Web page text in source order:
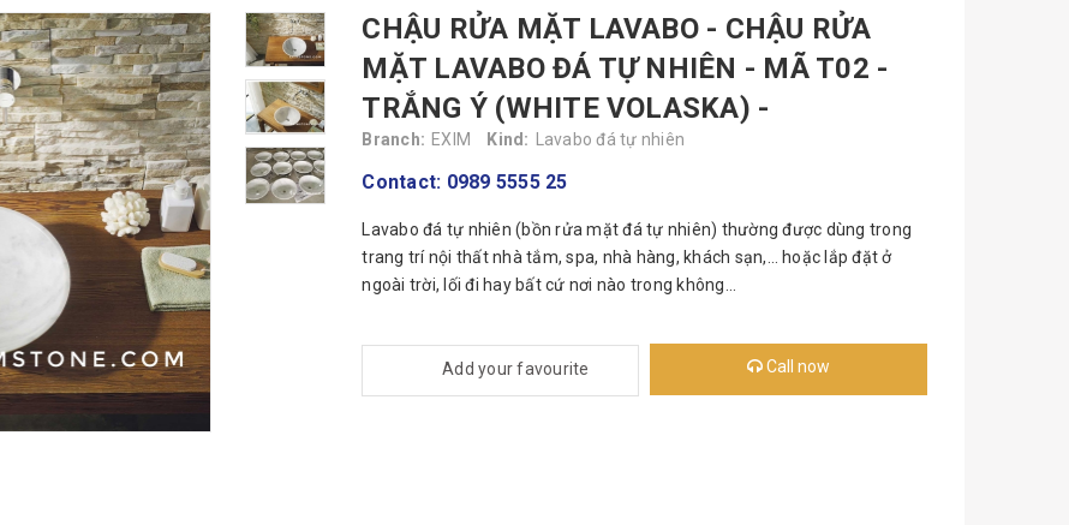
CHẬU RỬA MẶT LAVABO - CHẬU RỬA
MẶT LAVABO ĐÁ TỰ NHIÊN - MÃ T02 -
TRẮNG Ý (WHITE VOLASKA) -
Branch: EXIM Kind: Lavabo đá tự nhiên
Contact: 0989 5555 25
Lavabo đá tự nhiên (bồn rửa mặt đá tự nhiên) thường được dùng trong
trang trí nội thất nhà tắm, spa, nhà hàng, khách sạn,… hoặc lắp đặt ở
ngoài trời, lối đi hay bất cứ nơi nào trong không...
Add your favourite Call now